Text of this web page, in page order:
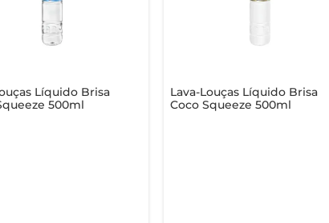
Líquido Brisa
500ml
Lava-Louças Líquido Brisa
Coco Squeeze 500ml